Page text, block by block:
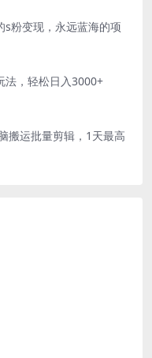
粉变现，永远蓝海的项
法，轻松日入3000+
搬运批量剪辑，1天最高